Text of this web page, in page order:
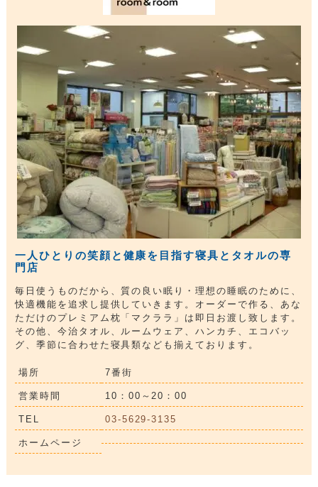
一人ひとりの笑顔と健康を目指す寝具とタオルの専
門店
毎日使うものだから、質の良い眠り・理想の睡眠のために、
快適機能を追求し提供していきます。オーダーで作る、あな
ただけのプレミアム枕「マクララ」は即日お渡し致します。
その他、今治タオル、ルームウェア、ハンカチ、エコバッ
グ、季節に合わせた寝具類なども揃えております。
場所 7番街
営業時間 10：00～20：00
TEL 03-5629-3135
ホームページ